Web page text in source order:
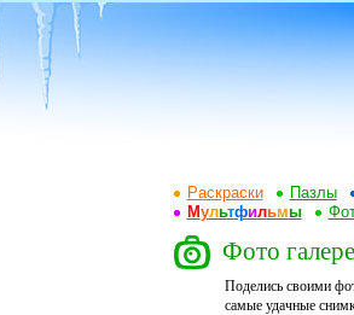
Раскраски
Пазлы
Мультфильмы
Фото
Поделись своими
самые удачные